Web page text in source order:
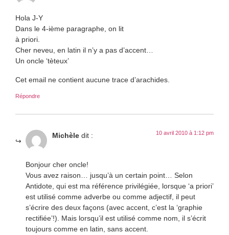
Hola J-Y
Dans le 4-ième paragraphe, on lit
à priori.
Cher neveu, en latin il n’y a pas d’accent…
Un oncle ‘tèteux’
Cet email ne contient aucune trace d’arachides.
Répondre
Michèle dit : 10 avril 2010 à 1:12 pm
Bonjour cher oncle!
Vous avez raison… jusqu’à un certain point… Selon
Antidote, qui est ma référence privilégiée, lorsque ‘a priori’
est utilisé comme adverbe ou comme adjectif, il peut
s’écrire des deux façons (avec accent, c’est la ‘graphie
rectifiée’!). Mais lorsqu’il est utilisé comme nom, il s’écrit
toujours comme en latin, sans accent.